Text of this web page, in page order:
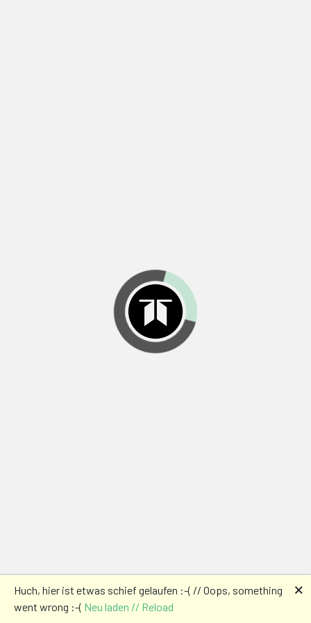
Huch, hier ist etwas schief gelaufen :-( // Oops, something
went wrong :-( Neu laden // Reload
🗙